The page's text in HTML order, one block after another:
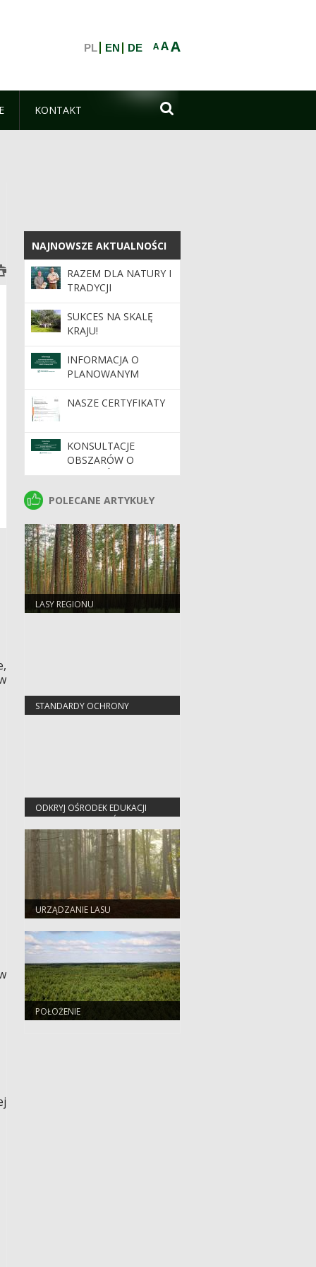
AAA
PL EN DE
KONTAKT 
NAJNOWSZE AKTUALNOŚCI
NAJNOWSZE AKTUALNOŚCI
RAZEM DLA NATURY I
TRADYCJI
SUKCES NA SKALĘ
KRAJU!
INFORMACJA O
PLANOWANYM
WDROŻENIU
DYNAMICZNEGO
NASZE CERTYFIKATY
KONSULTACJE
OBSZARÓW O
SZCZEGÓLNYCH
OCHRONNYCH HCV
NADLEŚNICTW
REGIONALNEJ
DYREKCJI LASÓW
PAŃSTWOWYCH W
ZIELONEJ GÓRZE
POLECANE ARTYKUŁY
POLECANE ARTYKUŁY
LASY REGIONU
STANDARDY OCHRONY
MAŁOLETNICH
ODKRYJ OŚRODEK EDUKACJI
PRZYRODNICZO-LEŚNEJ W
JEZIORACH WYSOKICH
URZĄDZANIE LASU
POŁOŻENIE